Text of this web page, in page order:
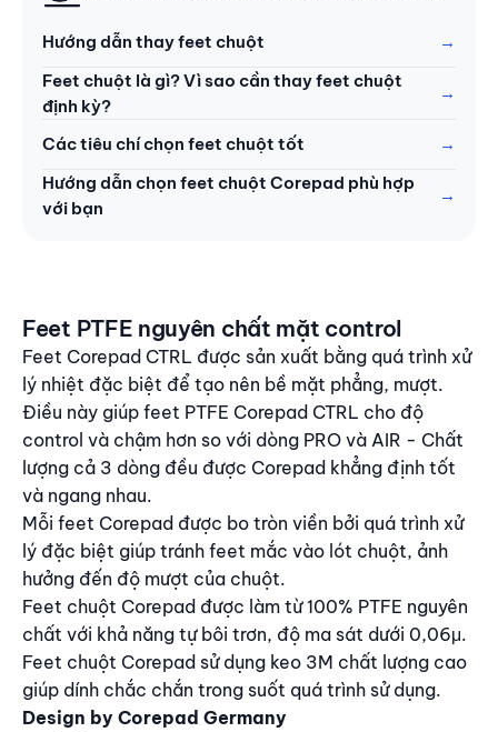
Hướng dẫn thay feet chuột
Feet chuột là gì? Vì sao cần thay feet chuột
định kỳ?
Các tiêu chí chọn feet chuột tốt
Hướng dẫn chọn feet chuột Corepad phù hợp
với bạn
Nội dung
Feet PTFE nguyên chất mặt control
Feet Corepad CTRL được sản xuất bằng quá trình xử
lý nhiệt đặc biệt để tạo nên bề mặt phẳng, mượt.
Điều này giúp feet PTFE Corepad CTRL cho độ
control và chậm hơn so với dòng PRO và AIR - Chất
lượng cả 3 dòng đều được Corepad khẳng định tốt
và ngang nhau.
Mỗi feet Corepad được bo tròn viền bởi quá trình xử
lý đặc biệt giúp tránh feet mắc vào lót chuột, ảnh
hưởng đến độ mượt của chuột.
Feet chuột Corepad được làm từ 100% PTFE nguyên
chất với khả năng tự bôi trơn, độ ma sát dưới 0,06μ.
Feet chuột Corepad sử dụng keo 3M chất lượng cao
giúp dính chắc chắn trong suốt quá trình sử dụng.
Design by Corepad Germany